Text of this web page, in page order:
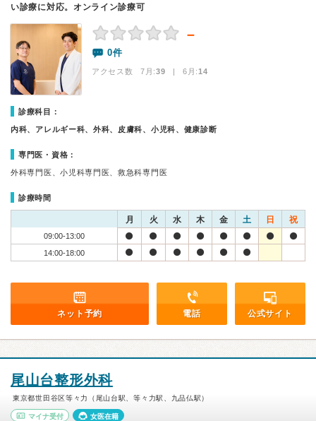
い診療に対応。オンライン診療可
－
0件
アクセス数 7月:39 | 6月:14
診療科目：
内科、アレルギー科、外科、皮膚科、小児科、健康診断
専門医・資格：
外科専門医、小児科専門医、救急科専門医
診療時間
月 火 水 木 金 土 日 祝
09:00-13:00
14:00-18:00
ネット予約 電話 公式サイト
尾山台整形外科
東京都世田谷区等々力（尾山台駅、等々力駅、九品仏駅）
マイナ受付 女医在籍